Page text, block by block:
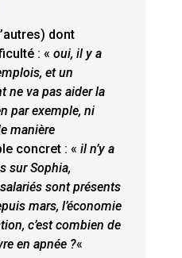
dont
: « oui, il y a
et un
ne va pas aider la
par exemple, ni
manière
concret : « il n’y a
sur Sophia,
sont présents
mars, l’économie
c’est combien de
en apnée ?«